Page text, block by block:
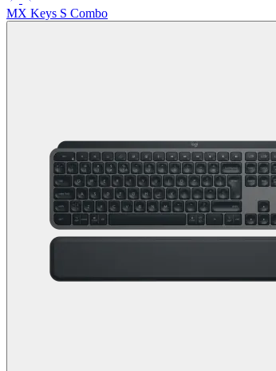
MX Keys S Combo